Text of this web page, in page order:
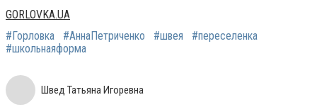
GORLOVKA.UA
#Горловка
#АннаПетриченко #швея
#переселенка
#школьнаяформа
Швед Татьяна Игоревна